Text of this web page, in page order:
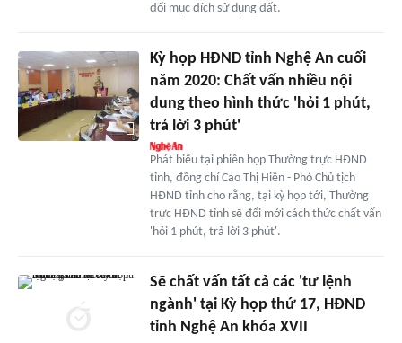
đổi mục đích sử dụng đất.
Kỳ họp HĐND tỉnh Nghệ An cuối
năm 2020: Chất vấn nhiều nội
dung theo hình thức 'hỏi 1 phút,
trả lời 3 phút'
Phát biểu tại phiên họp Thường trực HĐND
tỉnh, đồng chí Cao Thị Hiền - Phó Chủ tịch
HĐND tỉnh cho rằng, tại kỳ họp tới, Thường
trực HĐND tỉnh sẽ đổi mới cách thức chất vấn
'hỏi 1 phút, trả lời 3 phút'.
Sẽ chất vấn tất cả các 'tư lệnh
ngành' tại Kỳ họp thứ 17, HĐND
tỉnh Nghệ An khóa XVII